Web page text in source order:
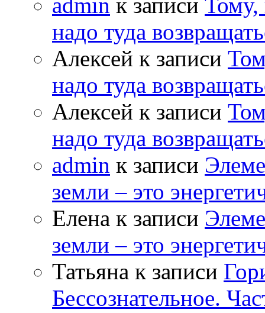
надо туда
Алексей к записи
надо туда
Алексей к записи
надо туда
admin к записи
земли – это
Елена к записи
земли – это
Татьяна к записи
Бессознательное.